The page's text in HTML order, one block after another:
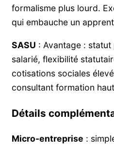
formalisme plus lourd.
qui embauche un
SASU : Avantage :
salarié, flexibilité
cotisations sociales
consultant formation
Détails
Micro-entreprise :